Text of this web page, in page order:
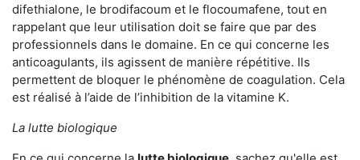
difethialone, le brodifacoum et le flocoumafene, tout en
rappelant que leur utilisation doit se faire que par des
professionnels dans le domaine. En ce qui concerne les
anticoagulants, ils agissent de manière répétitive. Ils
permettent de bloquer le phénomène de coagulation. Cela
est réalisé à l’aide de l’inhibition de la vitamine K.
La lutte biologique